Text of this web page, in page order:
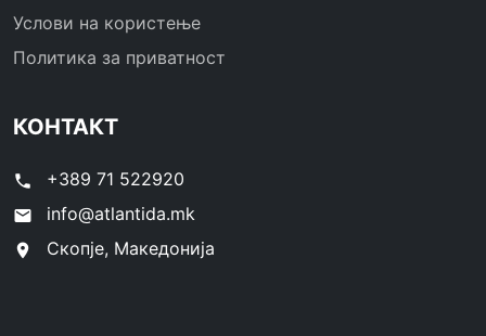
Услови на користење
Политика за приватност
КОНТАКТ
phone +389 71 522920
email info@atlantida.mk
location_on Скопје, Македонија